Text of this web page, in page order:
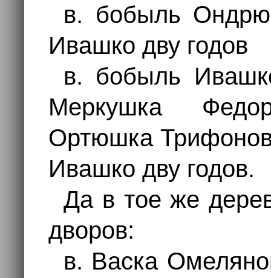
в. бобыль
Ивашко дву годов
в. бобыль
Меркушка
Ортюшка
Ивашко дву годов.
Да в тое же
дворов:
в. Васка